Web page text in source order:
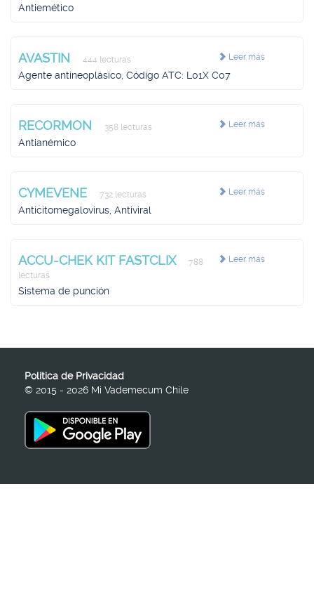
Antiemético
Leer más
AVASTIN 444 lecturas
Agente antineoplásico, Código ATC: L01X C07
Leer más
RECORMON 358 lecturas
Antianémico
Leer más
CYMEVENE 732 lecturas
Anticitomegalovirus, Antiviral
Leer más
ACCU-CHEK KIT FASTCLIX
788
lecturas
Sistema de punción
Política de Privacidad
© 2015 - 2026 Mi Vademecum Chile